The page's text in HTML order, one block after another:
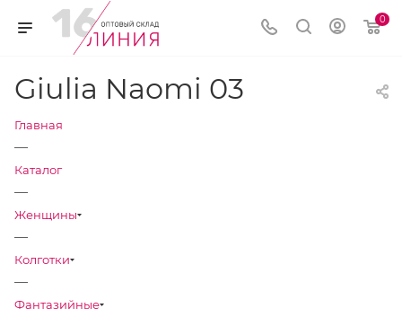
0
Giulia Naomi 03
Главная
—
Каталог
—
Женщины
—
Колготки
—
Фантазийные